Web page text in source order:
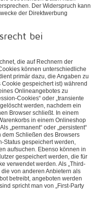
Der Widerspruch kann
der Direktwerbung
bei
die auf Rechnern der
können unterschiedliche
primär dazu, die Angaben zu
gespeichert ist) während
Onlineangebotes zu
Cookies“ oder „transiente
werden, nachdem ein
Browser schließt. In einem
in einem Onlineshop
„permanent“ oder „persistent“
Schließen des Browsers
gespeichert werden,
aufsuchen. Ebenso können in
gespeichert werden, die für
verwendet werden. Als „Third-
von anderen Anbietern als
betreibt, angeboten werden
spricht man von „First-Party